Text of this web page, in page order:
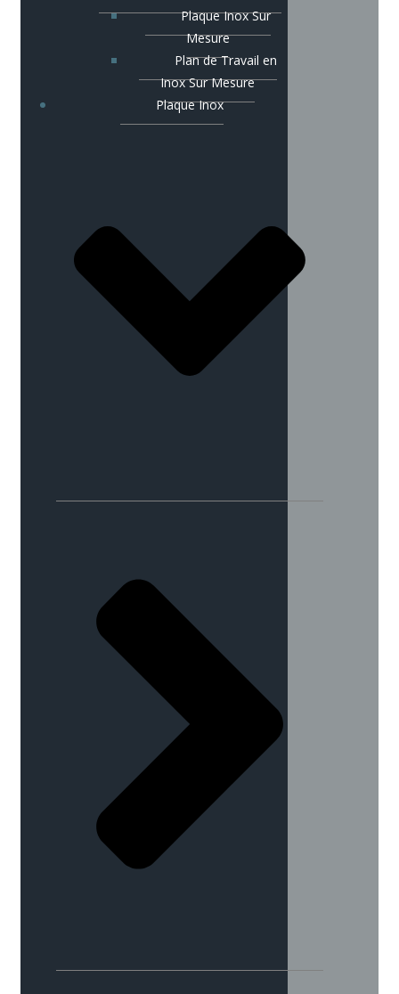
Plaque Inox Sur
Mesure
Plan de Travail en
Inox Sur Mesure
Plaque Inox